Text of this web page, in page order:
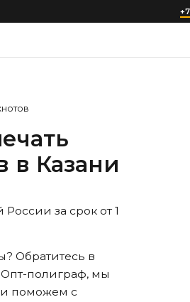
в Казани
за срок от 1
Обратитесь в
полиграф, мы
и поможем с